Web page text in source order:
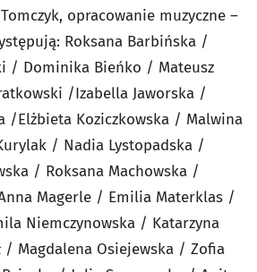
opracowanie muzyczne –
Roksana Barbińska /
/ Dominika Bieńko / Mateusz
/Izabella Jaworska /
/Elżbieta Koziczkowska / Malwina
/ Nadia Lystopadska /
/ Roksana Machowska /
Magerle / Emilia Materklas /
Niemczynowska / Katarzyna
/ Magdalena Osiejewska / Zofia